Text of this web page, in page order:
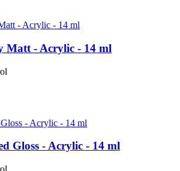
Matt - Acrylic - 14 ml
Gloss - Acrylic - 14 ml